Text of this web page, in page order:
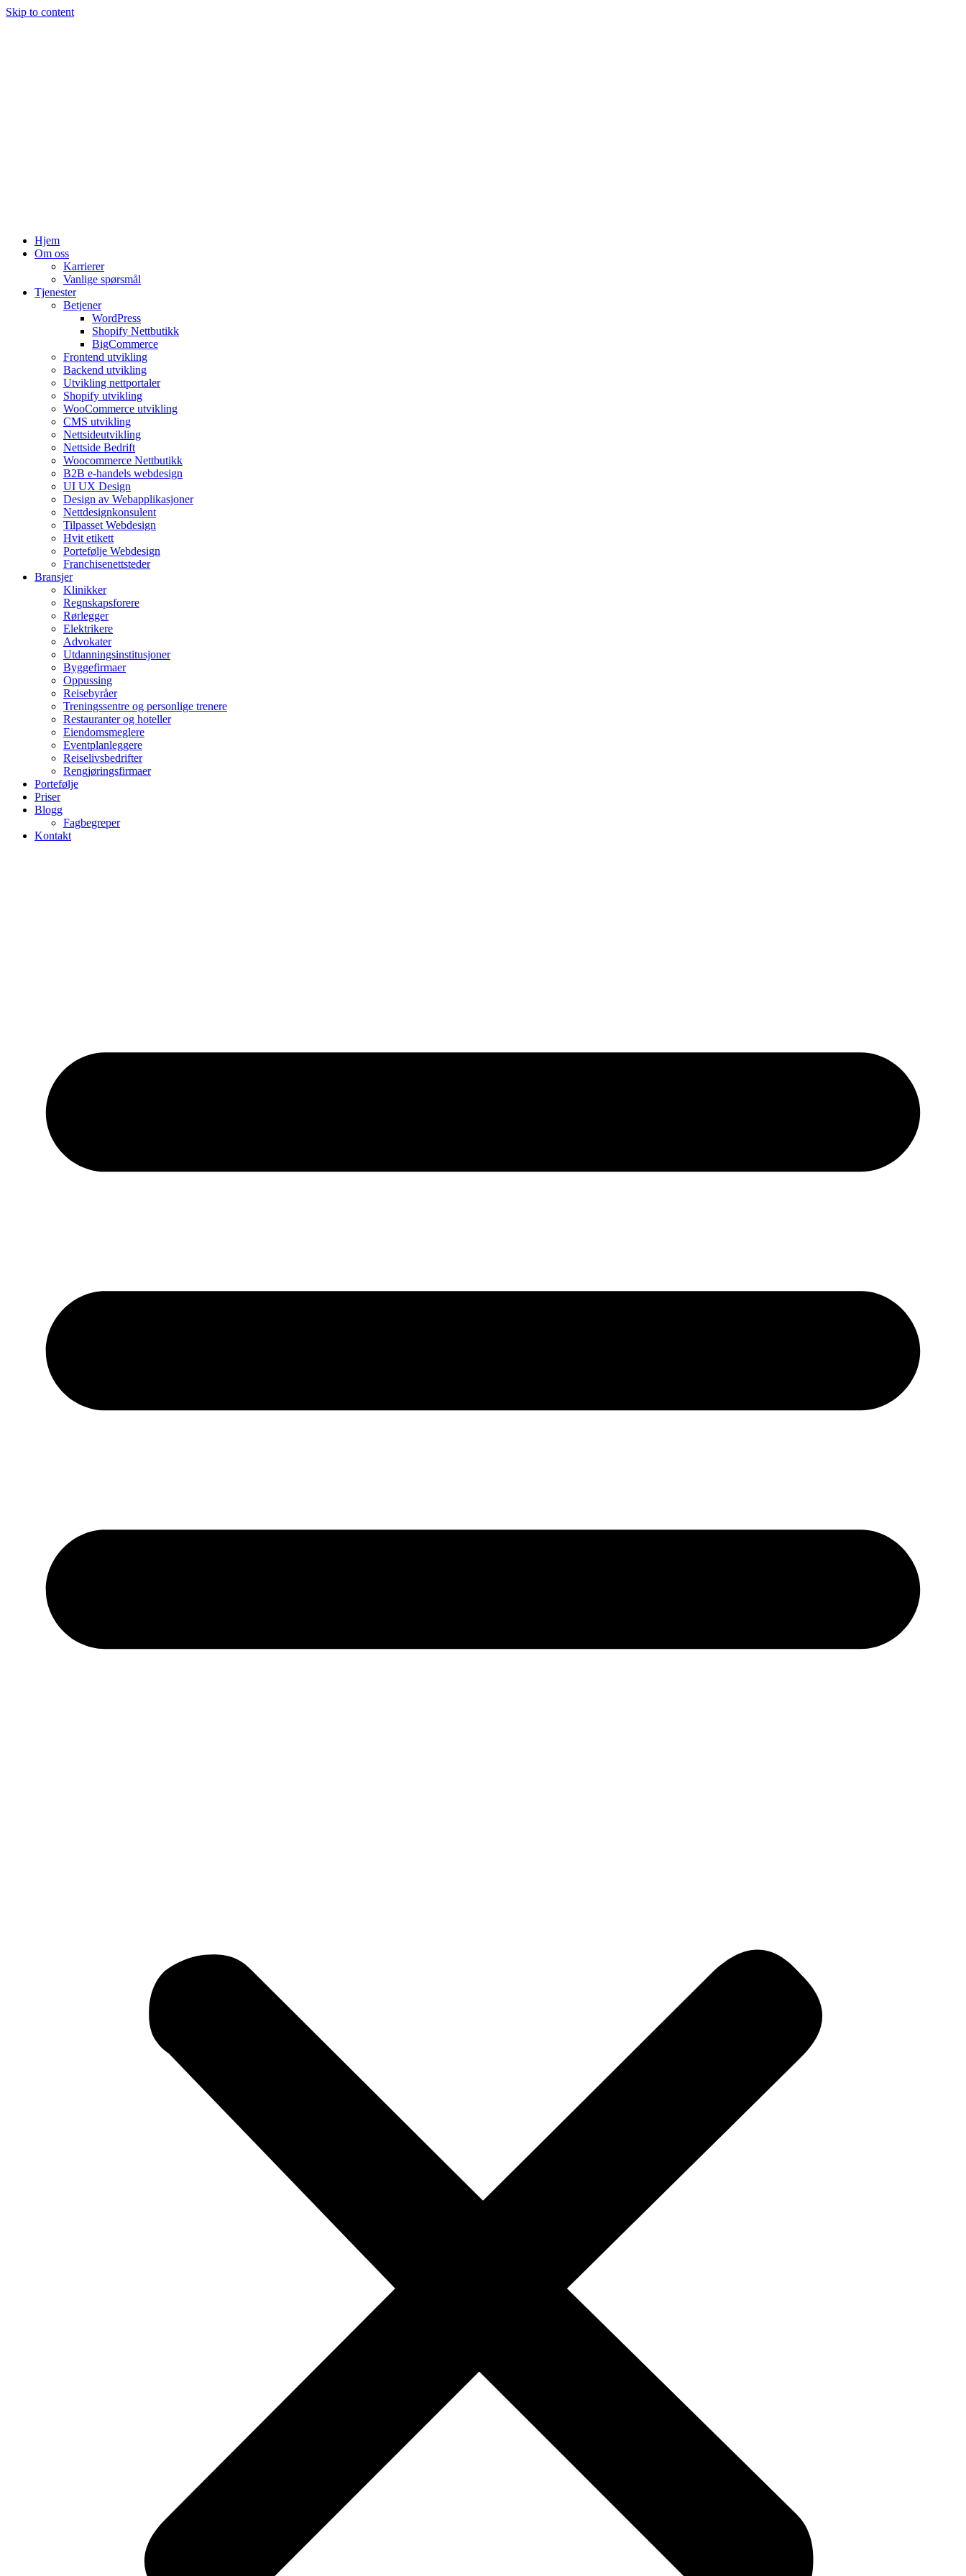
Skip to content
Hjem
Om oss
Karrierer
Vanlige spørsmål
Tjenester
Betjener
WordPress
Shopify Nettbutikk
BigCommerce
Frontend utvikling
Backend utvikling
Utvikling nettportaler
Shopify utvikling
WooCommerce utvikling
CMS utvikling
Nettsideutvikling
Nettside Bedrift
Woocommerce Nettbutikk
B2B e-handels webdesign
UI UX Design
Design av Webapplikasjoner
Nettdesignkonsulent
Tilpasset Webdesign
Hvit etikett
Portefølje Webdesign
Franchisenettsteder
Bransjer
Klinikker
Regnskapsforere
Rørlegger
Elektrikere
Advokater
Utdanningsinstitusjoner
Byggefirmaer
Oppussing
Reisebyråer
Treningssentre og personlige trenere
Restauranter og hoteller
Eiendomsmeglere
Eventplanleggere
Reiselivsbedrifter
Rengjøringsfirmaer
Portefølje
Priser
Blogg
Fagbegreper
Kontakt